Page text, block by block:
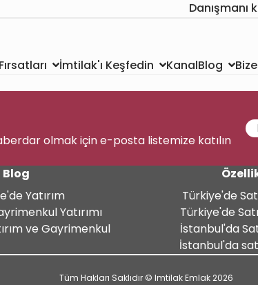
Danışmanı
İmtilak'ı Keşfedin KanalBlog
olmak için e-posta listemize katılın
Blog
Yatırım
Yatırımı
ve Gayrimenkul
Türkiye'de
Türkiye'de
İstanbul'da
İstanbul'da
Tüm Hakları Saklıdır © Imtilak Emlak 2026